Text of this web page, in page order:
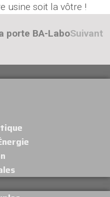
usine soit la vôtre !
porte BA-LaboSuivant